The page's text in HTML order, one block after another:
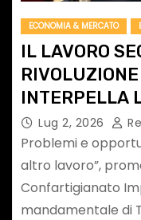
ECONOMIA & MERCATO
IL LAVORO
INTERPELLA
Lug 2, 2026
Problemi e
altro lavoro”,
Confartigianato
mandamentale di